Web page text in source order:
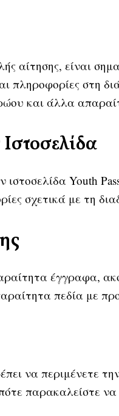
αίτησης, είναι
πληροφορίες στη
και άλλα
Youth
σχετικά με τη
έγγραφα,
πεδία με
να περιμένετε
παρακαλείστε να